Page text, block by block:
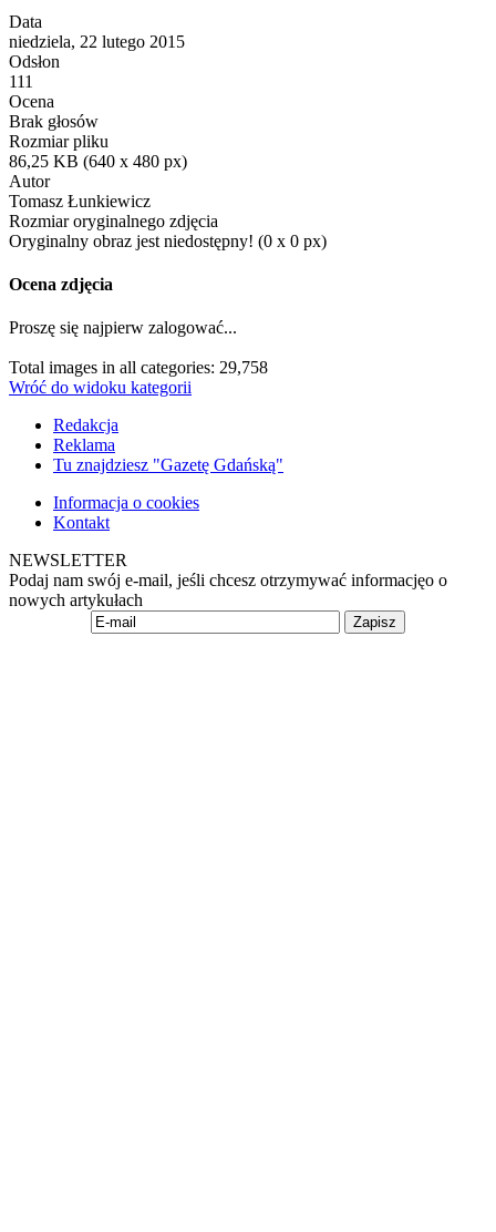
Data
niedziela, 22 lutego 2015
Odsłon
111
Ocena
Brak głosów
Rozmiar pliku
86,25 KB (640 x 480 px)
Autor
Tomasz Łunkiewicz
Rozmiar oryginalnego zdjęcia
Oryginalny obraz jest niedostępny! (0 x 0 px)
Ocena zdjęcia
Proszę się najpierw zalogować...
Total images in all categories: 29,758
Wróć do widoku kategorii
Redakcja
Reklama
Tu znajdziesz "Gazetę Gdańską"
Informacja o cookies
Kontakt
NEWSLETTER
Podaj nam swój e-mail, jeśli chcesz otrzymywać informacjęo o
nowych artykułach
Zapisz